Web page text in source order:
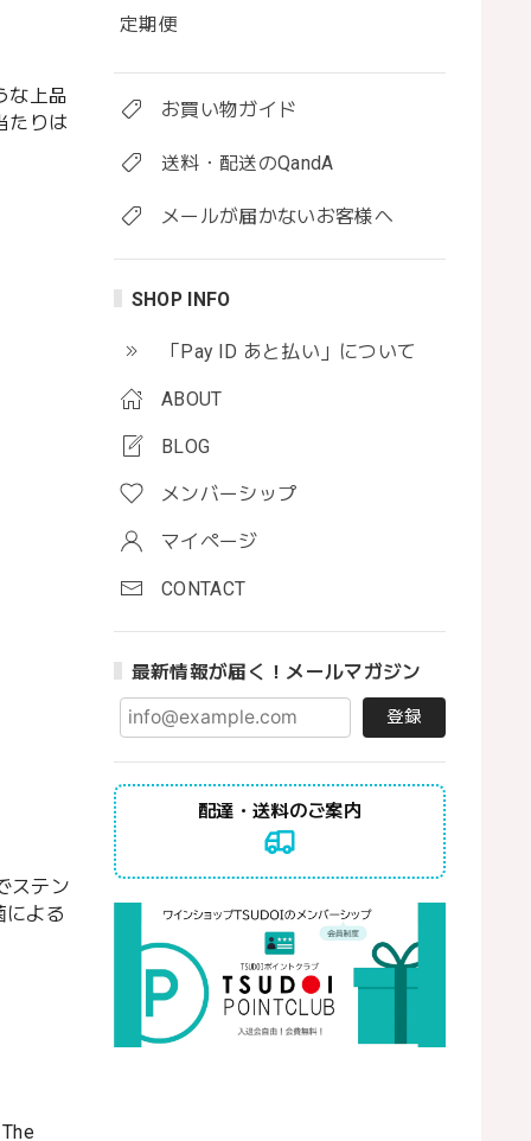
定期便
お買い物ガイド
送料・配送のQandA
メールが届かないお客様へ
SHOP INFO
「Pay ID あと払い」について
ABOUT
BLOG
メンバーシップ
マイページ
CONTACT
最新情報が届く！メールマガジン
登録
配達・送料のご案内
な上品
たりは
ステン
よる